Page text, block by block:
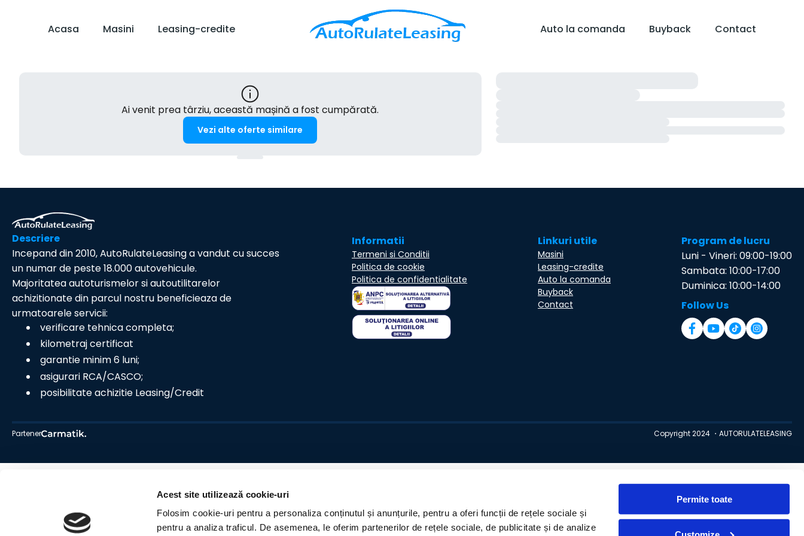
Acest site utilizează cookie-uri
Folosim cookie-uri pentru a personaliza conținutul și anunțurile, pentru a oferi funcții de rețele sociale și
pentru a analiza traficul. De asemenea, le oferim partenerilor de rețele sociale, de publicitate și de analize
Permite toate
Acasa Masini Leasing-credite Auto la comanda Buyback Contact
Ai venit prea târziu, această mașină a fost cumpărată.
Vezi alte oferte similare
Descriere
Incepand din 2010, AutoRulateLeasing a vandut cu succes
un numar de peste 18.000 autovehicule.
Majoritatea autoturismelor si autoutilitarelor
achizitionate din parcul nostru beneficieaza de
urmatoarele servicii:
verificare tehnica completa;
kilometraj certificat
garantie minim 6 luni;
asigurari RCA/CASCO;
posibilitate achizitie Leasing/Credit
Informatii
Termeni si Conditii
Politica de cookie
Politica de confidentialitate
Linkuri utile
Masini
Leasing-credite
Auto la comanda
Buyback
Contact
Program de lucru
Luni - Vineri: 09:00-19:00
Sambata: 10:00-17:00
Duminica: 10:00-14:00
Follow Us
Partener Copyright 2024 ・AUTORULATELEASING